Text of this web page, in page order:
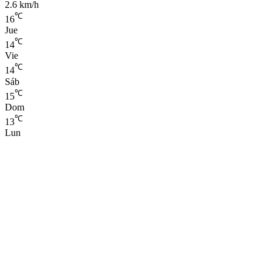
2.6 km/h
16℃
Jue
14℃
Vie
14℃
Sáb
15℃
Dom
13℃
Lun